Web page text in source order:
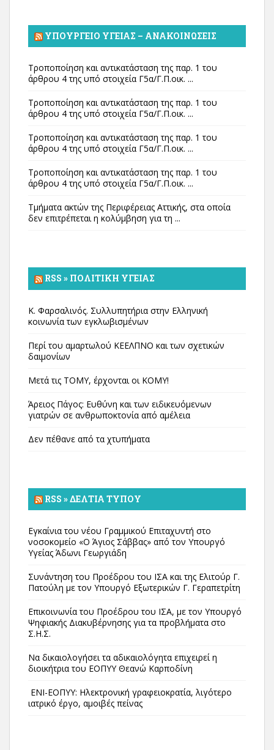
ΥΠΟΥΡΓΕΊΟ ΥΓΕΊΑΣ – ΑΝΑΚΟΙΝΏΣΕΙΣ
Τροποποίηση και αντικατάσταση της παρ. 1 του
άρθρου 4 της υπό στοιχεία Γ5α/Γ.Π.οικ. ...
Τροποποίηση και αντικατάσταση της παρ. 1 του
άρθρου 4 της υπό στοιχεία Γ5α/Γ.Π.οικ. ...
Τροποποίηση και αντικατάσταση της παρ. 1 του
άρθρου 4 της υπό στοιχεία Γ5α/Γ.Π.οικ. ...
Τροποποίηση και αντικατάσταση της παρ. 1 του
άρθρου 4 της υπό στοιχεία Γ5α/Γ.Π.οικ. ...
Τμήματα ακτών της Περιφέρειας Αττικής, στα οποία
δεν επιτρέπεται η κολύμβηση για τη ...
RSS » ΠΟΛΙΤΙΚΉ ΥΓΕΊΑΣ
Κ. Φαρσαλινός. Συλλυπητήρια στην Ελληνική
κοινωνία των εγκλωβισμένων
Περί του αμαρτωλού ΚΕΕΛΠΝΟ και των σχετικών
δαιμονίων
Μετά τις ΤΟΜΥ, έρχονται οι ΚΟΜΥ!
Άρειος Πάγος: Ευθύνη και των ειδικευόμενων
γιατρών σε ανθρωποκτονία από αμέλεια
Δεν πέθανε από τα χτυπήματα
RSS » ΔΕΛΤΊΑ ΤΎΠΟΥ
Εγκαίνια του νέου Γραμμικού Επιταχυντή στο
νοσοκομείο «Ο Άγιος Σάββας» από τον Υπουργό
Υγείας Άδωνι Γεωργιάδη
Συνάντηση του Προέδρου του ΙΣΑ και της Ελιτούρ Γ.
Πατούλη με τον Υπουργό Εξωτερικών Γ. Γεραπετρίτη
Επικοινωνία του Προέδρου του ΙΣΑ, με τον Υπουργό
Ψηφιακής Διακυβέρνησης για τα προβλήματα στο
Σ.Η.Σ.
Να δικαιολογήσει τα αδικαιολόγητα επιχειρεί η
διοικήτρια του ΕΟΠΥΥ Θεανώ Καρποδίνη
ΕΝΙ-ΕΟΠΥΥ: Ηλεκτρονική γραφειοκρατία, λιγότερο
ιατρικό έργο, αμοιβές πείνας